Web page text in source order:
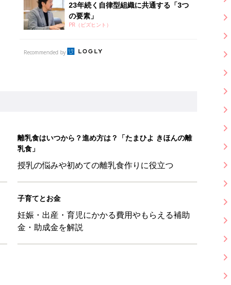
23年続く自律型組織に共通する「3つ
の要素」
PR（ビズヒント）
Recommended by
離乳食はいつから？進め方は？「たまひよ きほんの離
乳食」
授乳の悩みや初めての離乳食作りに役立つ
子育てとお金
妊娠・出産・育児にかかる費用やもらえる補助
金・助成金を解説